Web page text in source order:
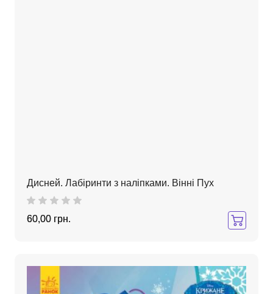
Дисней. Лабіринти з наліпками. Вінні Пух
60,00 грн.